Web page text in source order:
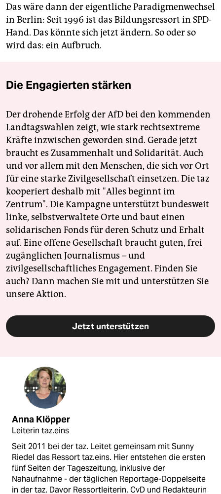
Das wäre dann der eigentliche Paradigmenwechsel
in Berlin: Seit 1996 ist das Bildungsressort in SPD-
Hand. Das könnte sich jetzt ändern. So oder so
wird das: ein Aufbruch.
Die Engagierten stärken
Der drohende Erfolg der AfD bei den kommenden
Landtagswahlen zeigt, wie stark rechtsextreme
Kräfte inzwischen geworden sind. Gerade jetzt
braucht es Zusammenhalt und Solidarität. Auch
und vor allem mit den Menschen, die sich vor Ort
für eine starke Zivilgesellschaft einsetzen. Die taz
kooperiert deshalb mit "Alles beginnt im
Zentrum". Die Kampagne unterstützt bundesweit
linke, selbstverwaltete Orte und baut einen
solidarischen Fonds für deren Schutz und Erhalt
auf. Eine offene Gesellschaft braucht guten, frei
zugänglichen Journalismus – und
zivilgesellschaftliches Engagement. Finden Sie
auch? Dann machen Sie mit und unterstützen Sie
unsere Aktion.
Jetzt unterstützen
Anna Klöpper
Leiterin taz.eins
Seit 2011 bei der taz. Leitet gemeinsam mit Sunny
Riedel das Ressort taz.eins. Hier entstehen die ersten
fünf Seiten der Tageszeitung, inklusive der
Nahaufnahme - der täglichen Reportage-Doppelseite
in der taz. Davor Ressortleiterin, CvD und Redakteurin